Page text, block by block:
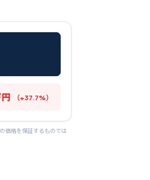
（+37.7%）
価格を保証するものでは